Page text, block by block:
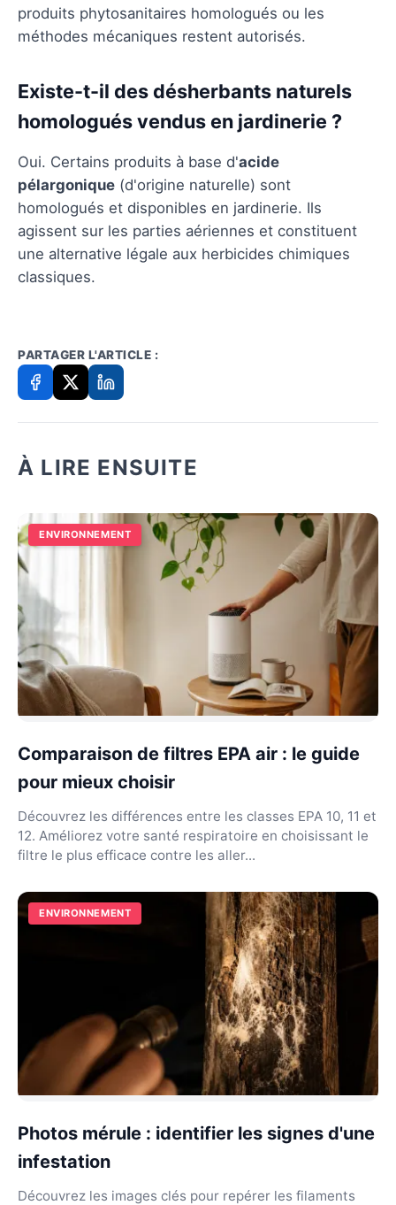
produits phytosanitaires homologués ou les
méthodes mécaniques restent autorisés.
Existe-t-il des désherbants naturels
homologués vendus en jardinerie ?
Oui. Certains produits à base d'acide
pélargonique (d'origine naturelle) sont
homologués et disponibles en jardinerie. Ils
agissent sur les parties aériennes et constituent
une alternative légale aux herbicides chimiques
classiques.
PARTAGER L'ARTICLE :
À LIRE ENSUITE
ENVIRONNEMENT
Comparaison de filtres EPA air : le guide
pour mieux choisir
Découvrez les différences entre les classes EPA 10, 11 et
12. Améliorez votre santé respiratoire en choisissant le
filtre le plus efficace contre les aller...
ENVIRONNEMENT
Photos mérule : identifier les signes d'une
infestation
Découvrez les images clés pour repérer les filaments